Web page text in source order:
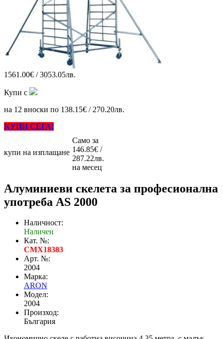
1561.00€ / 3053.05лв.
Купи с
на 12 вноски по 138.15€ / 270.20лв.
КУПИ СЕГА!
купи на изплащане
Само за
146.85€ /
287.22лв.
на месец
Алуминиеви скелета за професионална
употреба AS 2000
Наличност:
Наличен
Кат. №:
CMX18383
Арт. №:
2004
Марка:
ARON
Модел:
2004
Произход:
България